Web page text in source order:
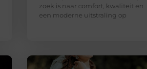
zoek is naar comfort, kwaliteit en
een moderne uitstraling op